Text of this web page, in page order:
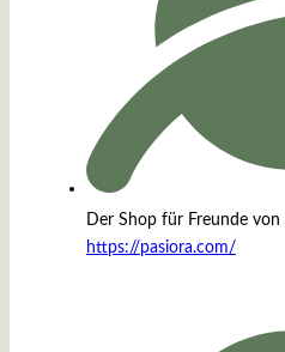
Der Shop für Freunde
https://pasiora.com/